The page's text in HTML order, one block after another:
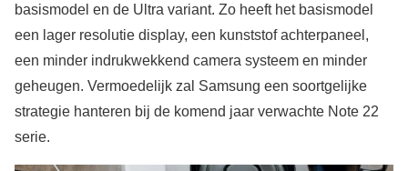
basismodel en de Ultra variant. Zo heeft het basismodel
een lager resolutie display, een kunststof achterpaneel,
een minder indrukwekkend camera systeem en minder
geheugen. Vermoedelijk zal Samsung een soortgelijke
strategie hanteren bij de komend jaar verwachte Note 22
serie.